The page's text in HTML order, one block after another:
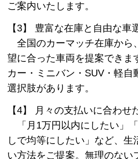
ご案内いたします。
【3】 豊富な在庫と自由な車
全国のカーマッチ在庫から
望に合った車両を提案できま
カー・ミニバン・SUV・軽自
選択肢があります。
【4】 月々の支払いに合わせ
「月1万円以内にしたい」
しで均等にしたい」など、生
い方法をご提案。無理のない